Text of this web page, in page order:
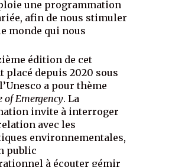
une programmation
afin de nous stimuler
monde qui nous
édition de cet
placé depuis 2020 sous
a pour thème
of Emergency. La
invite à interroger
avec les
environnementales,
public
à écouter gémir